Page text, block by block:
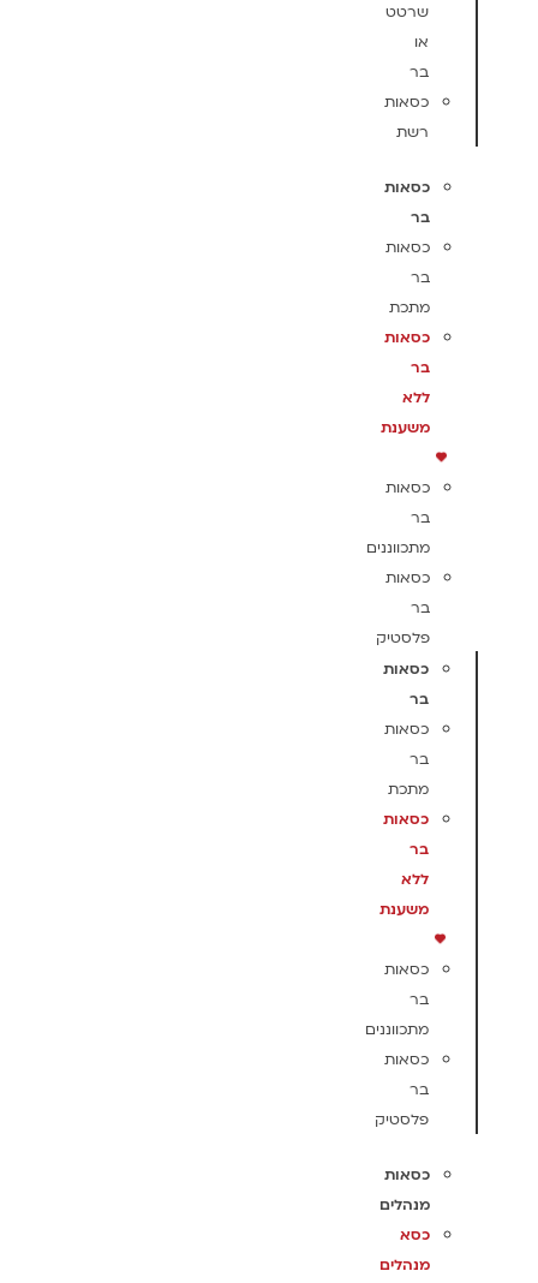
שרטט
או
בר
כסאות
רשת
כסאות
בר
כסאות
בר
מתכת
כסאות
בר
ללא
משענת
כסאות
בר
מתכווננים
כסאות
בר
פלסטיק
כסאות
בר
כסאות
בר
מתכת
כסאות
בר
ללא
משענת
כסאות
בר
מתכווננים
כסאות
בר
פלסטיק
כסאות
מנהלים
כסא
מנהלים